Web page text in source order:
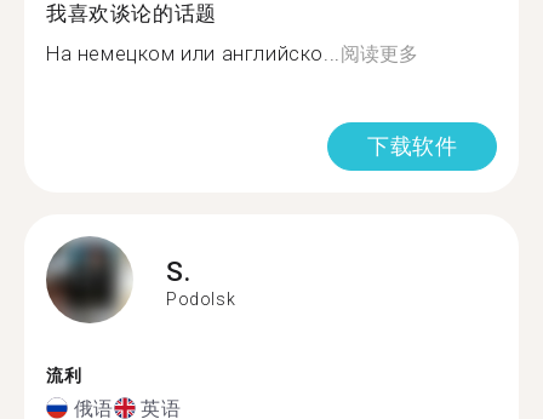
我喜欢谈论的话题
На немецком или английско...阅读更多
下载软件
S.
Podolsk
流利
俄语 英语